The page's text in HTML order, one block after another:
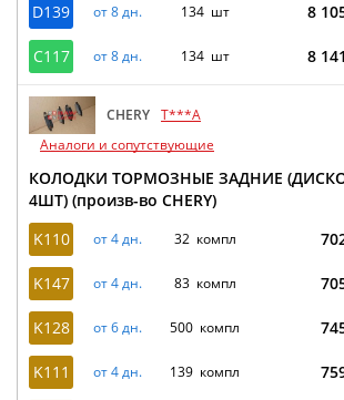
D139 от 8 дн. 134 шт 8
C117 от 8 дн. 134 шт 8
CHERY T***A
Аналоги и сопутствующие
КОЛОДКИ ТОРМОЗНЫЕ ЗАДНИЕ
4ШТ) (произв-во CHERY)
K110
от 4 дн. 32 компл
K147 от 4 дн. 83 компл
K128 от 6 дн. 500 компл
K111 от 4 дн. 139 компл